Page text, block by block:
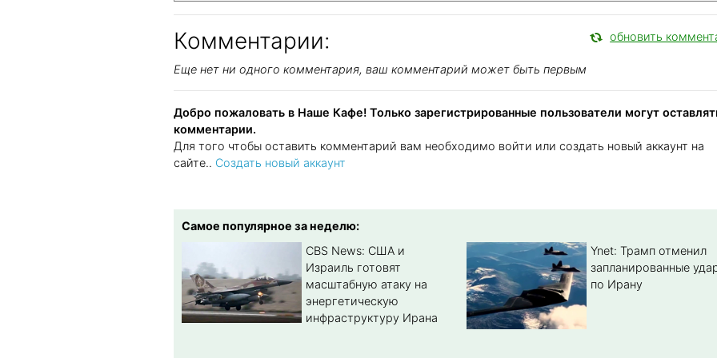
Комментарии: обновить
Еще нет ни одного комментария, ваш комментарий может быть первым
Добро пожаловать в Наше Кафе! Только зарегистрированные пользователи могут
комментарии.
Для того чтобы оставить комментарий вам необходимо войти или создать новый аккаунт на
сайте.. Создать новый аккаунт
Самое популярное за неделю:
CBS News: США и
Израиль готовят
масштабную атаку на
энергетическую
инфраструктуру Ирана
Ynet: Трамп отменил
запланированные
по Ирану